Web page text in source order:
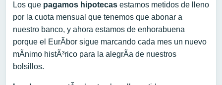
Los que pagamos hipotecas estamos metidos de lleno
por la cuota mensual que tenemos que abonar a
nuestro banco, y ahora estamos de enhorabuena
porque el EurÃ­bor sigue marcando cada mes un nuevo
mÃ­nimo histÃ³rico para la alegrÃ­a de nuestros
bolsillos.